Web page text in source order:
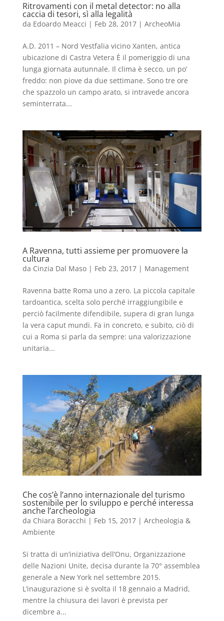
Ritrovamenti con il metal detector: no alla
caccia di tesori, sì alla legalità
da Edoardo Meacci | Feb 28, 2017| ArcheoMia
A.D. 2011 – Nord Vestfalia vicino Xanten, antica
ubicazione di Castra Vetera È il pomeriggio di una
lunga giornata autunnale. Il clima è secco, un po’
freddo: non piove da due settimane. Sono tre ore
che spazzolo un campo arato, si intravede ancora
seminterrata...
A Ravenna, tutti assieme per promuovere la
cultura
da Cinzia Dal Maso| Feb 23, 2017| Management
Ravenna batte Roma uno a zero. La piccola capitale
tardoantica, scelta solo perché irraggiungibile e
perciò facilmente difendibile, supera di gran lunga
la vera caput mundi. Fa in concreto, e subito, ciò di
cui a Roma si parla da sempre: una valorizzazione
unitaria...
Che cos’è l’anno internazionale del turismo
sostenibile per lo sviluppo e perché interessa
anche l’archeologia
da Chiara Boracchi | Feb 15, 2017| Archeologia &
Ambiente
Si tratta di un’iniziativa dell’Onu, Organizzazione
delle Nazioni Unite, decisa durante la 70° assemblea
generale a New York nel settembre 2015.
L’inaugurazione si è svolta il 18 gennaio a Madrid,
mentre la chiusura dei lavori è prevista per
dicembre a...